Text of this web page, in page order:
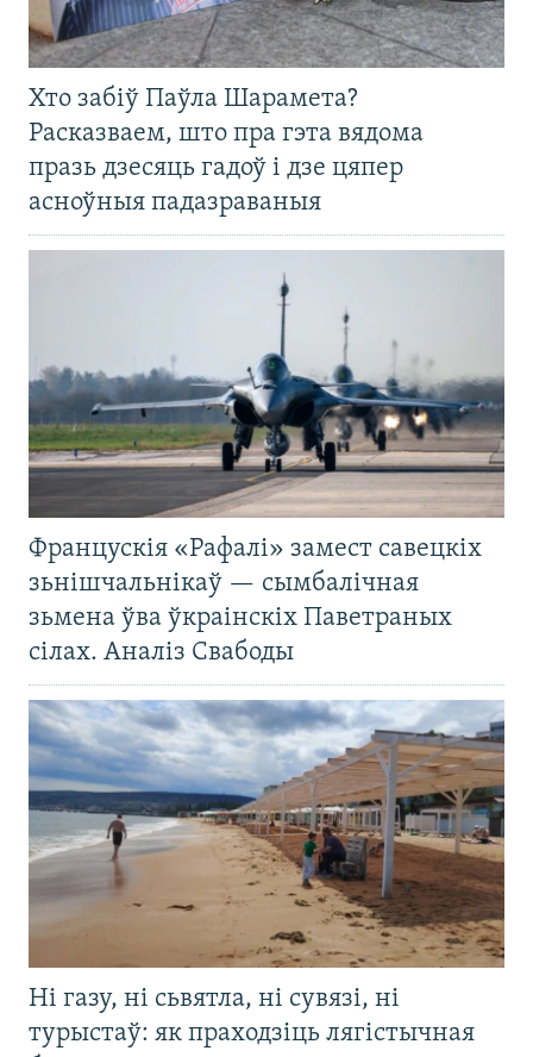
Хто забіў Паўла Шарамета?
Расказваем, што пра гэта вядома
празь дзесяць гадоў і дзе цяпер
асноўныя падазраваныя
Францускія «Рафалі» замест савецкіх
зьнішчальнікаў — сымбалічная
зьмена ўва ўкраінскіх Паветраных
сілах. Аналіз Свабоды
Ні газу, ні сьвятла, ні сувязі, ні
турыстаў: як праходзіць лягістычная